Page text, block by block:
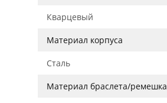
Кварцевый
Материал корпуса
Сталь
Материал браслета/ремешка